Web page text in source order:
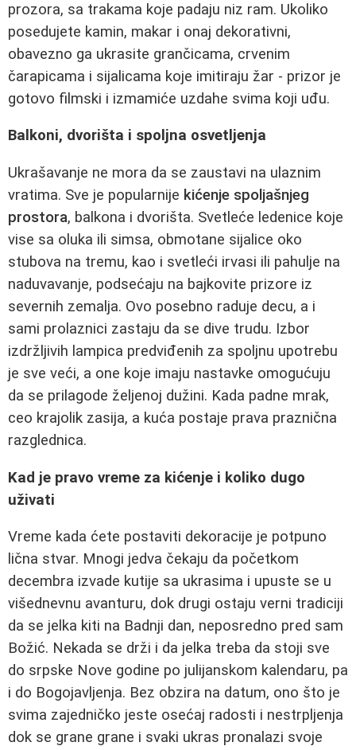
prozora, sa trakama koje padaju niz ram. Ukoliko
posedujete kamin, makar i onaj dekorativni,
obavezno ga ukrasite grančicama, crvenim
čarapicama i sijalicama koje imitiraju žar - prizor je
gotovo filmski i izmamiće uzdahe svima koji uđu.
Balkoni, dvorišta i spoljna osvetljenja
Ukrašavanje ne mora da se zaustavi na ulaznim
vratima. Sve je popularnije kićenje spoljašnjeg
prostora, balkona i dvorišta. Svetleće ledenice koje
vise sa oluka ili simsa, obmotane sijalice oko
stubova na tremu, kao i svetleći irvasi ili pahulje na
naduvavanje, podsećaju na bajkovite prizore iz
severnih zemalja. Ovo posebno raduje decu, a i
sami prolaznici zastaju da se dive trudu. Izbor
izdržljivih lampica predviđenih za spoljnu upotrebu
je sve veći, a one koje imaju nastavke omogućuju
da se prilagode željenoj dužini. Kada padne mrak,
ceo krajolik zasija, a kuća postaje prava praznična
razglednica.
Kad je pravo vreme za kićenje i koliko dugo
uživati
Vreme kada ćete postaviti dekoracije je potpuno
lična stvar. Mnogi jedva čekaju da početkom
decembra izvade kutije sa ukrasima i upuste se u
višednevnu avanturu, dok drugi ostaju verni tradiciji
da se jelka kiti na Badnji dan, neposredno pred sam
Božić. Nekada se drži i da jelka treba da stoji sve
do srpske Nove godine po julijanskom kalendaru, pa
i do Bogojavljenja. Bez obzira na datum, ono što je
svima zajedničko jeste osećaj radosti i nestrpljenja
dok se grane grane i svaki ukras pronalazi svoje